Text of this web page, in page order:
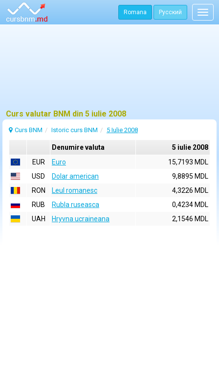
Romana Русский
Curs valutar BNM din 5 iulie 2008
Curs BNM Istoric curs BNM 5 Iulie 2008
Denumire valuta
5 iulie 2008
EUR
Euro
15,7193 MDL
USD
Dolar american
9,8895 MDL
RON
Leul romanesc
4,3226 MDL
RUB
Rubla ruseasca
0,4234 MDL
UAH
Hryvna ucraineana 2,1546 MDL